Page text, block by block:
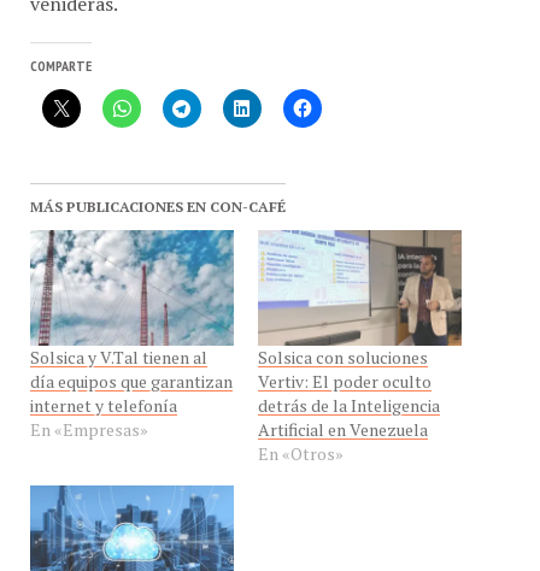
Solsica y V.Tal tienen al
día equipos que garantizan
internet y telefonía
En «Empresas»
Solsica con soluciones
Vertiv: El poder oculto
detrás de la Inteligencia
Artificial en Venezuela
En «Otros»